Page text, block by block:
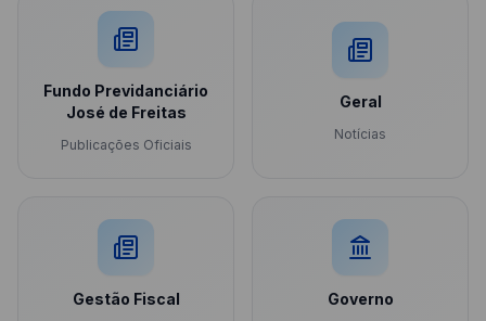
Fundo Previdanciário
José de Freitas
Publicações Oficiais
Geral
Notícias
Gestão Fiscal Governo